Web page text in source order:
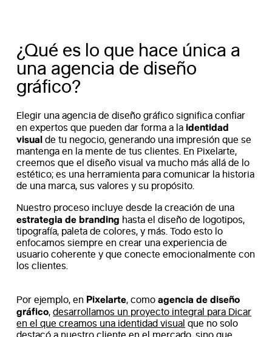
¿Qué es lo que hace única a
una agencia de diseño
gráfico?
Elegir una agencia de diseño gráfico significa confiar
en expertos que pueden dar forma a la identidad
visual de tu negocio, generando una impresión que se
mantenga en la mente de tus clientes. En Pixelarte,
creemos que el diseño visual va mucho más allá de lo
estético; es una herramienta para comunicar la historia
de una marca, sus valores y su propósito.
Nuestro proceso incluye desde la creación de una
estrategia de branding hasta el diseño de logotipos,
tipografía, paleta de colores, y más. Todo esto lo
enfocamos siempre en crear una experiencia de
usuario coherente y que conecte emocionalmente con
los clientes.
Por ejemplo, en Pixelarte, comoagencia de diseño
gráfico,desarrollamos un proyecto integral para Dicar
en el que creamos una identidad visual que no solo
destacó a nuestro cliente en el mercado, sino que